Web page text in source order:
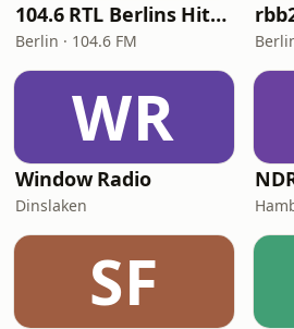
104.6 RTL Berlins Hitradio
Berlin · 104.6 FM
WR
Window Radio
Dinslaken
SF